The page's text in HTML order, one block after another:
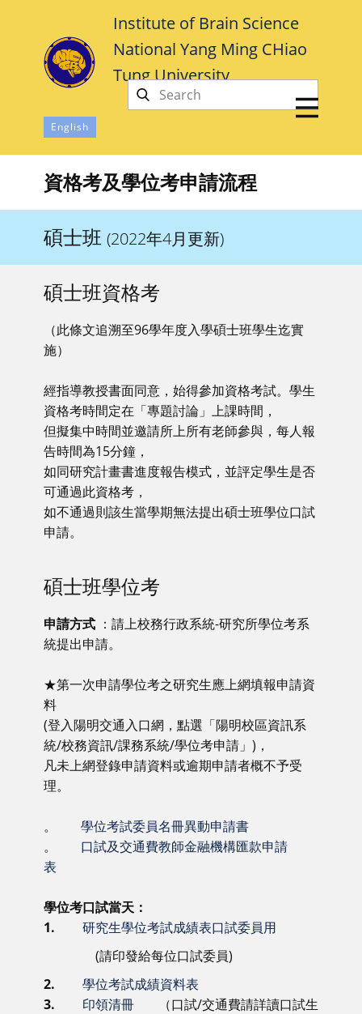
Institute of Brain Science
National Yang Ming CHiao
Tung University
中文
English
資格考及學位考申請流程
碩士班 (2022年4月更新)
碩士班資格考
（此條文追溯至96學年度入學碩士班學生迄實
施）
經指導教授書面同意，始得參加資格考試。學生
資格考時間定在「專題討論」上課時間，
但擬集中時間並邀請所上所有老師參與，每人報
告時間為15分鐘，
如同研究計畫書進度報告模式，並評定學生是否
可通過此資格考，
如不通過則該生當學期無法提出碩士班學位口試
申請。
碩士班學位考
申請方式 ：請上校務行政系統-研究所學位考系
統提出申請。
★第一次申請學位考之研究生應上網填報申請資
料
(登入陽明交通入口網，點選「陽明校區資訊系
統/校務資訊/課務系統/學位考申請」)，
凡未上網登錄申請資料或逾期申請者概不予受
理。
。
學位考試委員名冊異動申請書
。
口試及交通費教師金融機構匯款申請
表
學位考口試當天：
1.
研究生學位考試成績表口試委員用
(請印發給每位口試委員)
2.
學位考試成績資料表
3.
印領清冊
（口試/交通費請詳讀口試生